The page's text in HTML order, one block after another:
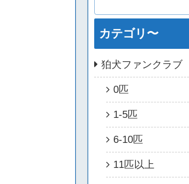
カテゴリ〜
狛犬ファンクラブ
0匹
1-5匹
6-10匹
11匹以上